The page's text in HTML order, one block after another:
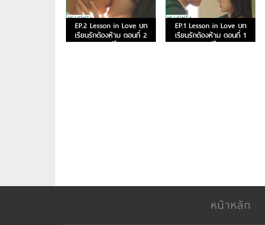
EP.2 Lesson in Love บท
เรียนรักต้องห้าม ตอนที่ 2
พากย์ไทย
EP.1 Lesson in Love บท
เรียนรักต้องห้าม ตอนที่ 1
พากย์ไทย
หน้าหลัก